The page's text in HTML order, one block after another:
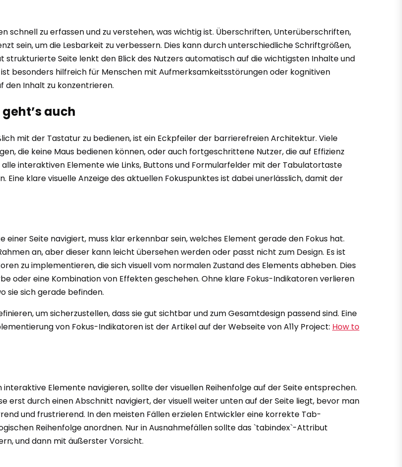
schnell zu erfassen und zu verstehen, was wichtig ist. Überschriften, Unterüberschriften,
sein, um die Lesbarkeit zu verbessern. Dies kann durch unterschiedliche Schriftgrößen,
Seite lenkt den Blick des Nutzers automatisch auf die wichtigsten Inhalte und
besonders hilfreich für Menschen mit Aufmerksamkeitsstörungen oder kognitiven
den Inhalt zu konzentrieren.
auch
mit der Tastatur zu bedienen, ist ein Eckpfeiler der barrierefreien Architektur. Viele
die keine Maus bedienen können, oder auch fortgeschrittene Nutzer, die auf Effizienz
interaktiven Elemente wie Links, Buttons und Formularfelder mit der Tabulatortaste
klare visuelle Anzeige des aktuellen Fokuspunktes ist dabei unerlässlich, damit der
Seite navigiert, muss klar erkennbar sein, welches Element gerade den Fokus hat.
an, aber dieser kann leicht übersehen werden oder passt nicht zum Design. Es ist
zu implementieren, die sich visuell vom normalen Zustand des Elements abheben. Dies
oder eine Kombination von Effekten geschehen. Ohne klare Fokus-Indikatoren verlieren
sie sich gerade befinden.
um sicherzustellen, dass sie gut sichtbar und zum Gesamtdesign passend sind. Eine
von Fokus-Indikatoren ist der Artikel auf der Webseite von A11y Project: How to
Elemente navigieren, sollte der visuellen Reihenfolge auf der Seite entsprechen.
erst durch einen Abschnitt navigiert, der visuell weiter unten auf der Seite liegt, bevor man
und frustrierend. In den meisten Fällen erzielen Entwickler eine korrekte Tab-
Reihenfolge anordnen. Nur in Ausnahmefällen sollte das `tabindex`-Attribut
und dann mit äußerster Vorsicht.